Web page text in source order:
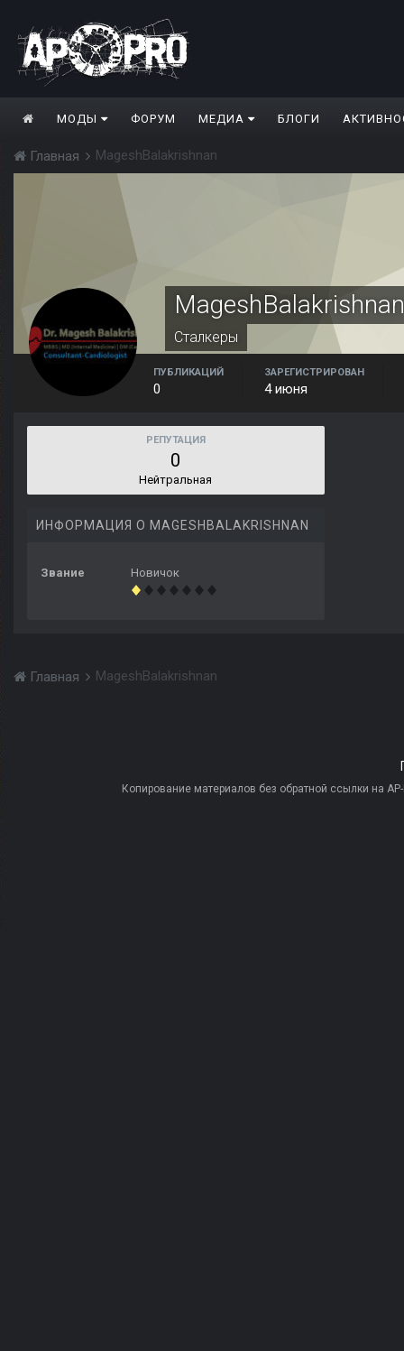
МОДЫ ФОРУМ МЕДИА БЛОГИ
Главная MageshBalakrishnan
MageshBalakrishnan
Сталкеры
ПУБЛИКАЦИЙ
0
ЗАРЕГИСТРИРОВАН
4 июня
РЕПУТАЦИЯ
0
Нейтральная
ИНФОРМАЦИЯ О MAGESHBALAKRISHNAN
Звание Новичок
Главная MageshBalakrishnan
Копирование материалов без обратной ссылки на